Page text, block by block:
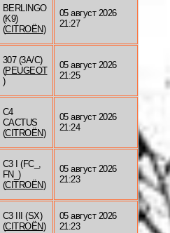
BERLINGO
(K9)
(CITROËN)
05 август 2026
21:27
307 (3A/C)
(PEUGEOT
)
05 август 2026
21:25
C4
CACTUS
(CITROËN)
05 август 2026
21:24
C3 I (FC_,
FN_)
(CITROËN)
05 август 2026
21:23
C3 III (SX)
(CITROËN)
05 август 2026
21:23